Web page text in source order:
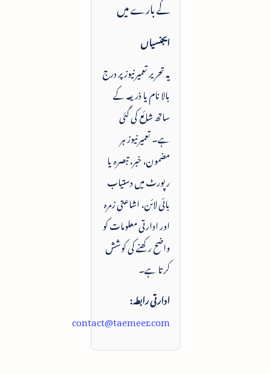
کے بارے میں
ایجنسیاں
یہ تحریر تعمیرنیوز پر درج
بالا نام یا ذریعہ کے
ساتھ شائع کی گئی
ہے۔ تعمیرنیوز ہر
مضمون، خبر، تبصرہ یا
رپورٹ میں دستیاب
بائی لائن، اشاعتی زمرہ
اور ادارتی معلومات کو
واضح رکھنے کی کوشش
کرتا ہے۔
ادارتی رابطہ:
contact@taemeer.com